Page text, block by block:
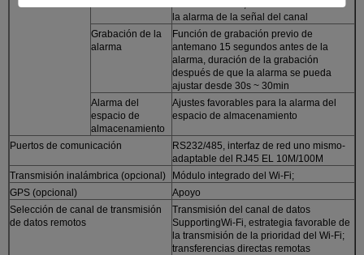
señal 6-channel, 1 salida con./desc. de
la alarma de la señal del canal
Grabación de la
alarma
Función de grabación previo de
antemano 15 segundos antes de la
alarma, duración de la grabación
después de que la alarma se pueda
ajustar desde 30s ~ 30min
Alarma del
espacio de
almacenamiento
Ajustes favorables para la alarma del
espacio de almacenamiento
Puertos de comunicación
RS232/485, interfaz de red uno mismo-
adaptable del RJ45 EL 10M/100M
Transmisión inalámbrica (opcional)
Módulo integrado del Wi-Fi;
GPS (opcional)
Apoyo
Selección de canal de transmisión
de datos remotos
Transmisión del canal de datos
SupportingWi-Fi, estrategia favorable de
la transmisión de la prioridad del Wi-Fi;
transferencias directas remotas